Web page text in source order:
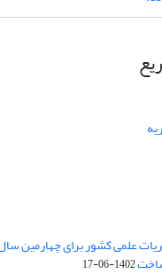
علمی کشور برای چهارمین
1402-06-17